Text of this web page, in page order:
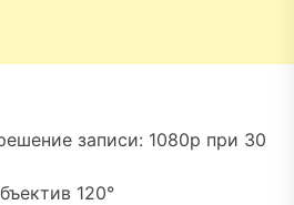
записи: 1080p при 30
120°